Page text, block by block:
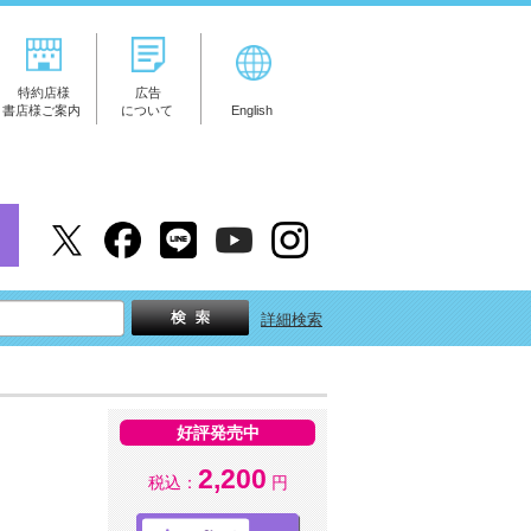
特約店様
書店様ご案内
広告
について
English
詳細検索
好評発売中
税込： 2,200 円